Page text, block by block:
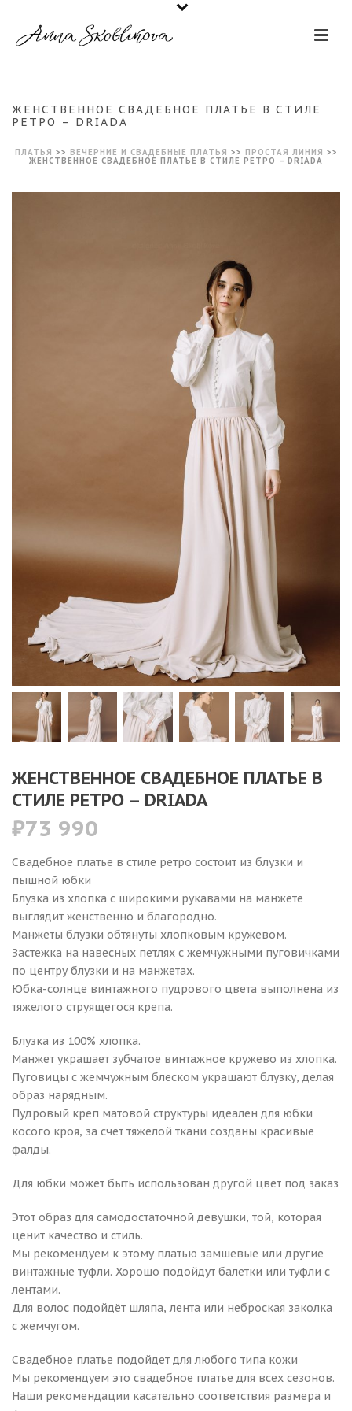
ЖЕНСТВЕННОЕ СВАДЕБНОЕ ПЛАТЬЕ В СТИЛЕ
РЕТРО – DRIADA
ПЛАТЬЯ >> ВЕЧЕРНИЕ И СВАДЕБНЫЕ ПЛАТЬЯ >> ПРОСТАЯ ЛИНИЯ >>
ЖЕНСТВЕННОЕ СВАДЕБНОЕ ПЛАТЬЕ В СТИЛЕ РЕТРО – DRIADA
ЖЕНСТВЕННОЕ СВАДЕБНОЕ ПЛАТЬЕ В
СТИЛЕ РЕТРО – DRIADA
₽73 990
Свадебное платье в стиле ретро состоит из блузки и
пышной юбки
Блузка из хлопка с широкими рукавами на манжете
выглядит женственно и благородно.
Манжеты блузки обтянуты хлопковым кружевом.
Застежка на навесных петлях с жемчужными пуговичками
по центру блузки и на манжетах.
Юбка-солнце винтажного пудрового цвета выполнена из
тяжелого струящегося крепа.
Блузка из 100% хлопка.
Манжет украшает зубчатое винтажное кружево из хлопка.
Пуговицы с жемчужным блеском украшают блузку, делая
образ нарядным.
Пудровый креп матовой структуры идеален для юбки
косого кроя, за счет тяжелой ткани созданы красивые
фалды.
Для юбки может быть использован другой цвет под заказ
Этот образ для самодостаточной девушки, той, которая
ценит качество и стиль.
Мы рекомендуем к этому платью замшевые или другие
винтажные туфли. Хорошо подойдут балетки или туфли с
лентами.
Для волос подойдёт шляпа, лента или неброская заколка
с жемчугом.
Свадебное платье подойдет для любого типа кожи
Мы рекомендуем это свадебное платье для всех сезонов.
Наши рекомендации касательно соответствия размера и